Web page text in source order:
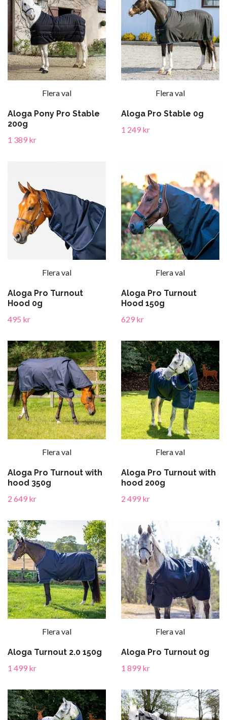
Flera val
Aloga Pony Pro Stable
200g
1 389 kr
Flera val
Aloga Pro Stable 0g
1 249 kr
Flera val
Aloga Pro Turnout
Hood 0g
495 kr
Flera val
Aloga Pro Turnout
Hood 150g
629 kr
Flera val
Aloga Pro Turnout with
hood 350g
2 649 kr
Flera val
Aloga Pro Turnout with
hood 200g
2 499 kr
Flera val
Aloga Turnout 2.0 150g
1 499 kr
Flera val
Aloga Pro Turnout 0g
1 899 kr